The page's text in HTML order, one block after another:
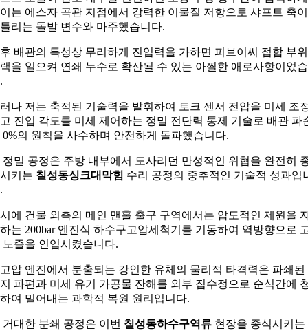
는 에스자 곡관 지점에서 강력한 이물질 저항으로 샤프트 축이
리는 돌발 변수와 마주했습니다.
배관의 특성상 무리하게 진입력을 가하면 피브이씨 접합 부
을 일으켜 연쇄 누수로 확산될 수 있는 아찔한 애로사항이었
나 저는 축적된 기술력을 발휘하여 토크 센서 전압을 미세 조
진입 각도를 미세 제어하는 정밀 전단력 통제 기술로 배관 파
0%의 원칙을 사수하며 안전하게 돌파했습니다.
정밀 공정은 주방 내부에서 도사리던 만성적인 위협을 완전히
키는 칠성동싱크대막힘 수리 공정의 중추적인 기술적 성과입
에 건물 외측의 메인 맨홀 출구 구역에서는 압도적인 제원을
는 200bar 엔진식 하수구고압세척기를 기동하여 역방향으로
노즐을 인입시켰습니다.
압 엔진에서 분출되는 강인한 유체의 물리적 타격력은 파쇄된
파편과 미세 유기 가공물 잔해를 외부 집수정으로 순식간에
여 밀어내는 과학적 복원 원리입니다.
거대한 분쇄 공정은 이번 칠성동하수구역류현장을 종식시키는